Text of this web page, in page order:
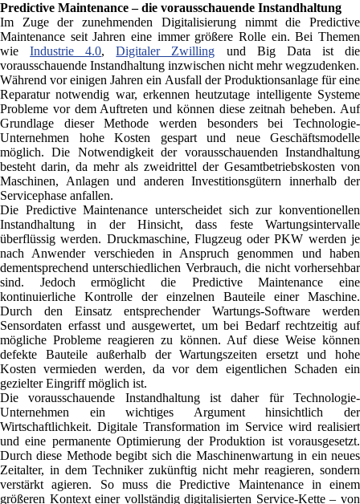
Predictive Maintenance – die vorausschauende Instandhaltung
Im Zuge der zunehmenden Digitalisierung nimmt die Predictive
Maintenance seit Jahren eine immer größere Rolle ein. Bei Themen
wieIndustrie 4.0,Digitaler Zwilling und Big Data ist die
vorausschauende Instandhaltung inzwischen nicht mehr wegzudenken.
Während vor einigen Jahren ein Ausfall der Produktionsanlage für eine
Reparatur notwendig war, erkennen heutzutage intelligente Systeme
Probleme vor dem Auftreten und können diese zeitnah beheben. Auf
Grundlage dieser Methode werden besonders bei Technologie-
Unternehmen hohe Kosten gespart und neue Geschäftsmodelle
möglich. Die Notwendigkeit der vorausschauenden Instandhaltung
besteht darin, da mehr als zweidrittel der Gesamtbetriebskosten von
Maschinen, Anlagen und anderen Investitionsgütern innerhalb der
Servicephase anfallen.
Die Predictive Maintenance unterscheidet sich zur konventionellen
Instandhaltung in der Hinsicht, dass feste Wartungsintervalle
überflüssig werden. Druckmaschine, Flugzeug oder PKW werden je
nach Anwender verschieden in Anspruch genommen und haben
dementsprechend unterschiedlichen Verbrauch, die nicht vorhersehbar
sind. Jedoch ermöglicht die Predictive Maintenance eine
kontinuierliche Kontrolle der einzelnen Bauteile einer Maschine.
Durch den Einsatz entsprechender Wartungs-Software werden
Sensordaten erfasst und ausgewertet, um bei Bedarf rechtzeitig auf
mögliche Probleme reagieren zu können. Auf diese Weise können
defekte Bauteile außerhalb der Wartungszeiten ersetzt und hohe
Kosten vermieden werden, da vor dem eigentlichen Schaden ein
gezielter Eingriff möglich ist.
Die vorausschauende Instandhaltung ist daher für Technologie-
Unternehmen ein wichtiges Argument hinsichtlich der
Wirtschaftlichkeit. Digitale Transformation im Service wird realisiert
und eine permanente Optimierung der Produktion ist vorausgesetzt.
Durch diese Methode begibt sich die Maschinenwartung in ein neues
Zeitalter, in dem Techniker zukünftig nicht mehr reagieren, sondern
verstärkt agieren. So muss die Predictive Maintenance in einem
größeren Kontext einer vollständig digitalisierten Service-Kette – von